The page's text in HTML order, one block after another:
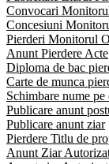
Convocari
Concesiuni
Pierderi Monitorul
Anunt Pierdere Acte
Diploma de bac
Carte de munca
Schimbare nume
Publicare anunt
Publicare anunt ziar
Pierdere Titlu de
Anunt Ziar